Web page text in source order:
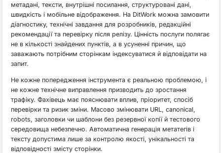
метадані, тексти, внутрішні посилання, структуровані дані,
швидкість і мобільне відображення. На DitWork можна замовити
діагностику, технічні завдання для розробників, редакційні
рекомендації та перевірку після релізу. Цінність послуги полягає
не в кількості знайдених пунктів, а в усуненні причин, що
заважають потрібним сторінкам індексуватися й відповідати на
запит.
Не кожне попередження інструмента є реальною проблемою, і
не кожне технічне виправлення призводить до зростання
трафіку. Фахівець має пояснювати вплив, пріоритет, спосіб
перевірки та ризик зміни. Масово змінювати URL, canonical,
robots, заголовки чи шаблони без резервної копії й тестового
середовища небезпечно. Автоматична генерація метатегів і
тексту допустима лише за контролю якості, унікальності та
відповідності змісту сторінки.